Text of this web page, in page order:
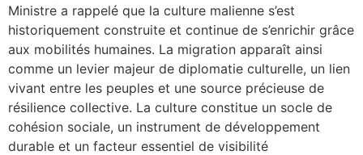
Ministre a rappelé que la culture malienne s’est
historiquement construite et continue de s’enrichir grâce
aux mobilités humaines. La migration apparaît ainsi
comme un levier majeur de diplomatie culturelle, un lien
vivant entre les peuples et une source précieuse de
résilience collective. La culture constitue un socle de
cohésion sociale, un instrument de développement
durable et un facteur essentiel de visibilité